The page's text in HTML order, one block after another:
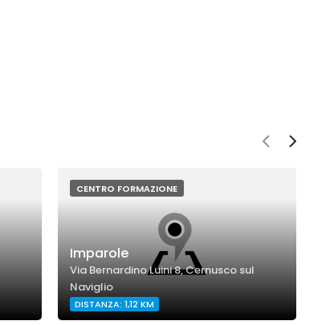
CENTRO FORMAZIONE
Imparole
Via Bernardino Luini 8, Cernusco sul
Naviglio
DISTANZA: 1,12 KM